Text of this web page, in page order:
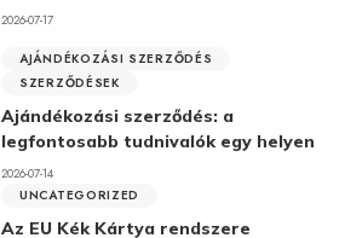
2026-07-17
AJÁNDÉKOZÁSI SZERZŐDÉS
SZERZŐDÉSEK
Ajándékozási szerződés: a
legfontosabb tudnivalók egy helyen
2026-07-14
UNCATEGORIZED
Az EU Kék Kártya rendszere